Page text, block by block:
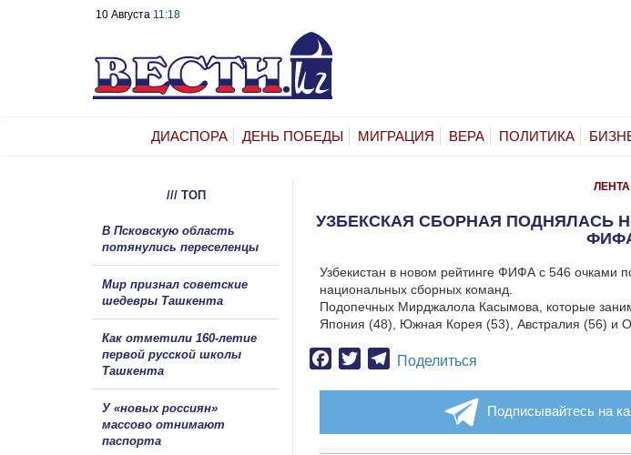
10 Августа 11:18
ДИАСПОРА ДЕНЬ ПОБЕДЫ МИГРАЦИЯ ВЕРА ПОЛИТИКА
ЛЕНТА
УЗБЕКСКАЯ СБОРНАЯ ПОДНЯЛАСЬ
Узбекистан в новом рейтинге ФИФА с 546 очками
национальных сборных команд.
Подопечных Мирджалола Касымова, которые
Япония (48), Южная Корея (53), Австралия (56) и
Facebook
TwitterTelegram
Поделиться
Подписывайтесь на
/// ТОП
В Псковскую область
потянулись переселенцы
Мир признал советские
шедевры Ташкента
Как отметили 160-летие
первой русской школы
Ташкента
У «новых россиян»
массово отнимают
паспорта